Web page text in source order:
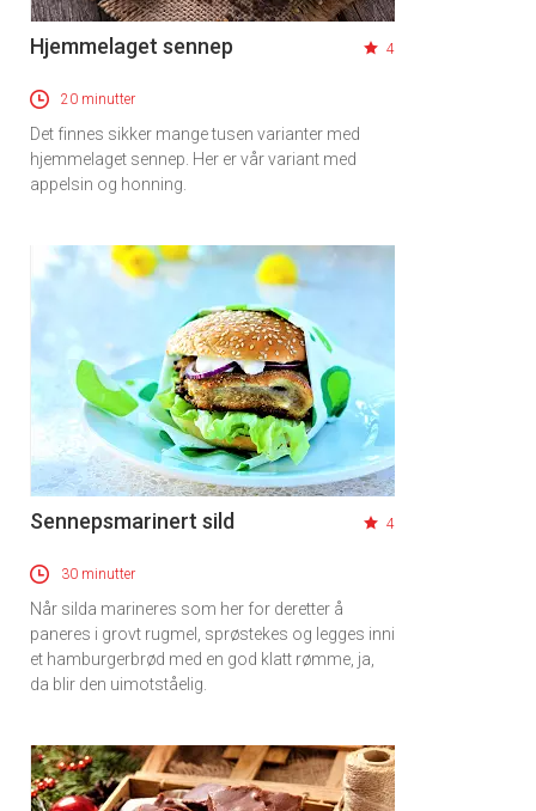
Hjemmelaget sennep 4
20 minutter
Det finnes sikker mange tusen varianter med
hjemmelaget sennep. Her er vår variant med
appelsin og honning.
Sennepsmarinert sild 4
30 minutter
Når silda marineres som her for deretter å
paneres i grovt rugmel, sprøstekes og legges inni
et hamburgerbrød med en god klatt rømme, ja,
da blir den uimotståelig.